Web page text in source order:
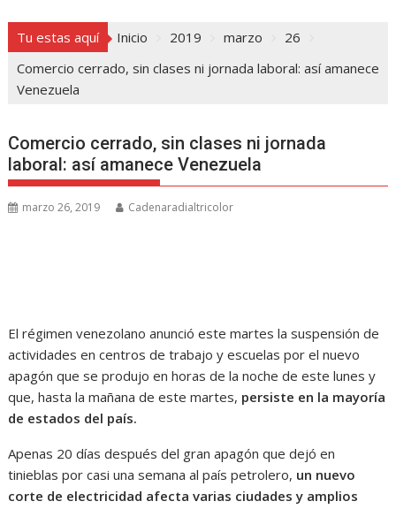
Tu estas aquí Inicio 2019 marzo
26
Comercio cerrado, sin clases ni jornada laboral: así amanece
Venezuela
Comercio cerrado, sin clases ni jornada
laboral: así amanece Venezuela
marzo 26, 2019 Cadenaradialtricolor
El régimen venezolano anunció este martes la suspensión de
actividades en centros de trabajo y escuelas por el nuevo
apagón que se produjo en horas de la noche de este lunes y
que, hasta la mañana de este martes, persiste en la mayoría
de estados del país.
Apenas 20 días después del gran apagón que dejó en
tinieblas por casi una semana al país petrolero, un nuevo
corte de electricidad afecta varias ciudades y amplios